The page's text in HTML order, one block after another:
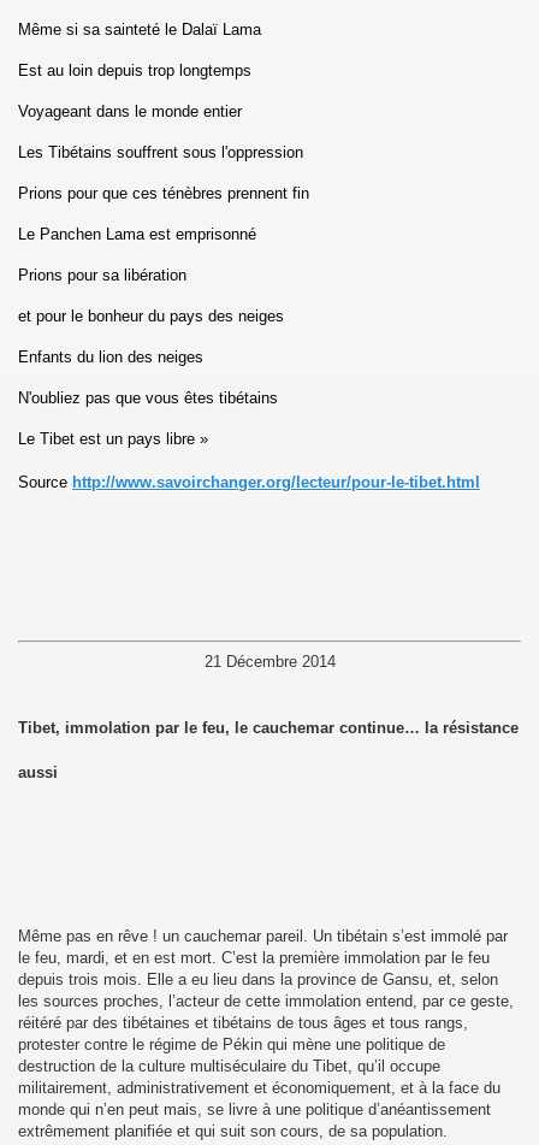
Même si sa sainteté le Dalaï Lama
Est au loin depuis trop longtemps
Voyageant dans le monde entier
Les Tibétains souffrent sous l'oppression
Prions pour que ces ténèbres prennent fin
Le Panchen Lama est emprisonné
Prions pour sa libération
et pour le bonheur du pays des neiges
Enfants du lion des neiges
N'oubliez pas que vous êtes tibétains
Le Tibet est un pays libre »
Source http://www.savoirchanger.org/lecteur/pour-le-tibet.html
21 Décembre 2014
Tibet, immolation par le feu, le cauchemar continue… la résistance
aussi
Même pas en rêve ! un cauchemar pareil. Un tibétain s’est immolé par
le feu, mardi, et en est mort. C’est la première immolation par le feu
depuis trois mois. Elle a eu lieu dans la province de Gansu, et, selon
les sources proches, l’acteur de cette immolation entend, par ce geste,
réitéré par des tibétaines et tibétains de tous âges et tous rangs,
protester contre le régime de Pékin qui mène une politique de
destruction de la culture multiséculaire du Tibet, qu’il occupe
militairement, administrativement et économiquement, et à la face du
monde qui n’en peut mais, se livre à une politique d’anéantissement
extrêmement planifiée et qui suit son cours, de sa population.